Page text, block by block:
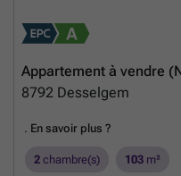
Place de parking privée
centrale au cœur du village de
Courtrai, Gand et l'E17 * à
vélo ou le jogging * disponible
rendez-vous avec Immo
8792 Desselgem
. En savoir plus ?
2 chambre(s) 103 m²